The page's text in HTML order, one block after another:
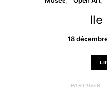
Ile
18
PARTAGER